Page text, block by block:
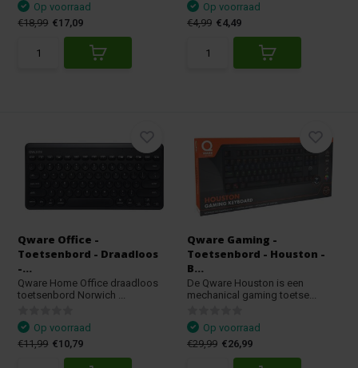
Op voorraad
€18,99 €17,09
Op voorraad
€4,99 €4,49
Qware Office -
Toetsenbord - Draadloos
-...
Qware Home Office draadloos
toetsenbord Norwich ...
Op voorraad
€11,99 €10,79
Qware Gaming -
Toetsenbord - Houston -
B...
De Qware Houston is een
mechanical gaming toetse...
Op voorraad
€29,99 €26,99